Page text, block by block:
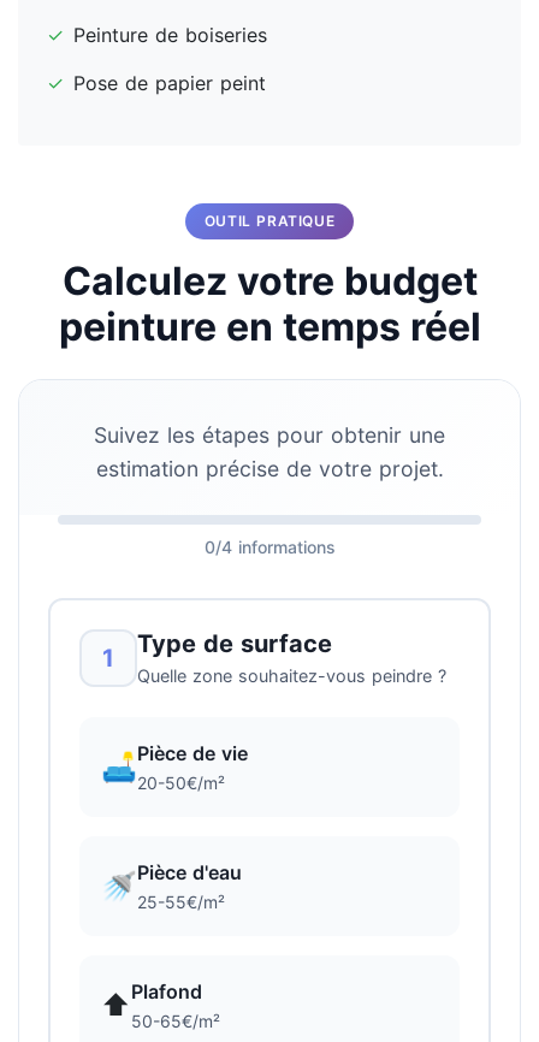
✓ Peinture de boiseries
✓ Pose de papier peint
OUTIL PRATIQUE
Calculez votre budget
peinture en temps réel
Suivez les étapes pour obtenir une
estimation précise de votre projet.
0/4 informations
1 Type de surface
Quelle zone souhaitez-vous peindre ?
🛋️Pièce de vie
20-50€/m²
🚿Pièce d'eau
25-55€/m²
⬆️ Plafond
50-65€/m²